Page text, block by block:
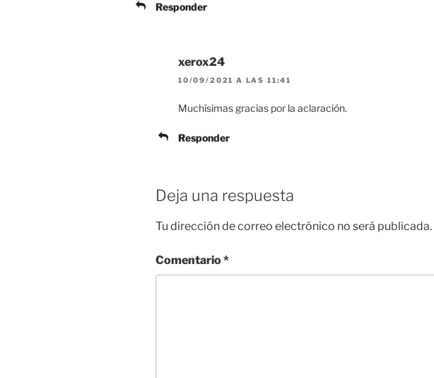
Responder
xerox24
10/09/2021 A LAS 11:41
Muchísimas gracias por la aclaración.
Responder
Deja una respuesta
Tu dirección de correo electrónico no será publicada.
Comentario*